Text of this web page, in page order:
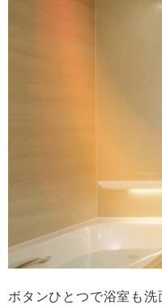
ボタンひとつで浴室も